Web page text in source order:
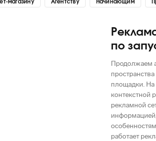
магазину Агентству Начинающим
по
Продолжаем
площадки. На
контекстной
рекламной
работает